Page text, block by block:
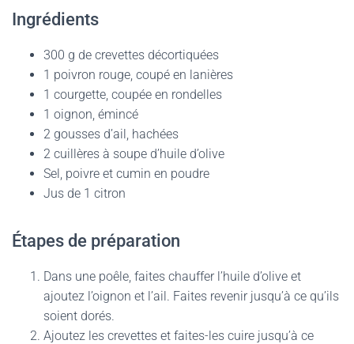
Ingrédients
300 g de crevettes décortiquées
1 poivron rouge, coupé en lanières
1 courgette, coupée en rondelles
1 oignon, émincé
2 gousses d’ail, hachées
2 cuillères à soupe d’huile d’olive
Sel, poivre et cumin en poudre
Jus de 1 citron
Étapes de préparation
Dans une poêle, faites chauffer l’huile d’olive et
ajoutez l’oignon et l’ail. Faites revenir jusqu’à ce qu’ils
soient dorés.
Ajoutez les crevettes et faites-les cuire jusqu’à ce